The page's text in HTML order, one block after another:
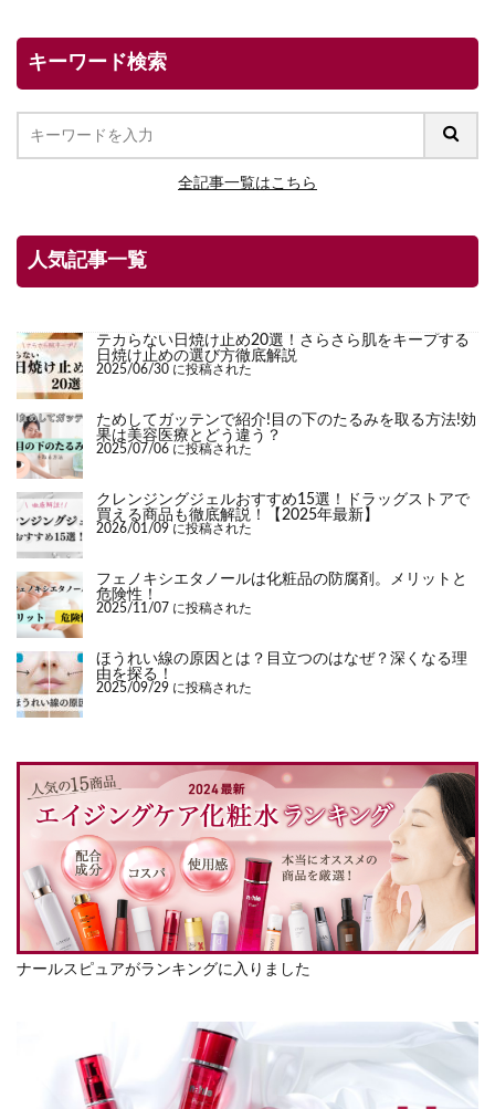
キーワード検索
全記事一覧はこちら
人気記事一覧
テカらない日焼け止め20選！さらさら肌をキープする
日焼け止めの選び方徹底解説
2025/06/30 に投稿された
ためしてガッテンで紹介!目の下のたるみを取る方法!効
果は美容医療とどう違う？
2025/07/06 に投稿された
クレンジングジェルおすすめ15選！ドラッグストアで
買える商品も徹底解説！【2025年最新】
2026/01/09 に投稿された
フェノキシエタノールは化粧品の防腐剤。メリットと
危険性！
2025/11/07 に投稿された
ほうれい線の原因とは？目立つのはなぜ？深くなる理
由を探る！
2025/09/29 に投稿された
ナールスピュアがランキングに入りました